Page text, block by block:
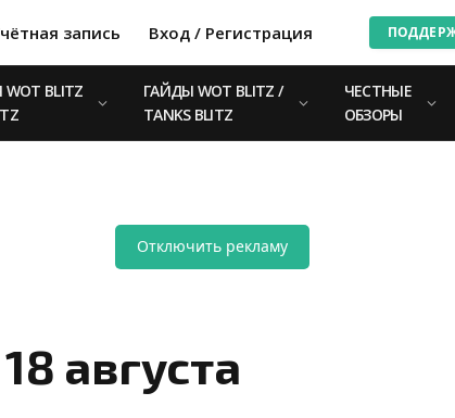
запись Вход / Регистрация
BLITZ
ГАЙДЫ WOT BLITZ /
TANKS BLITZ
ЧЕСТНЫЕ
ОБЗОРЫ
Отключить рекламу
августа